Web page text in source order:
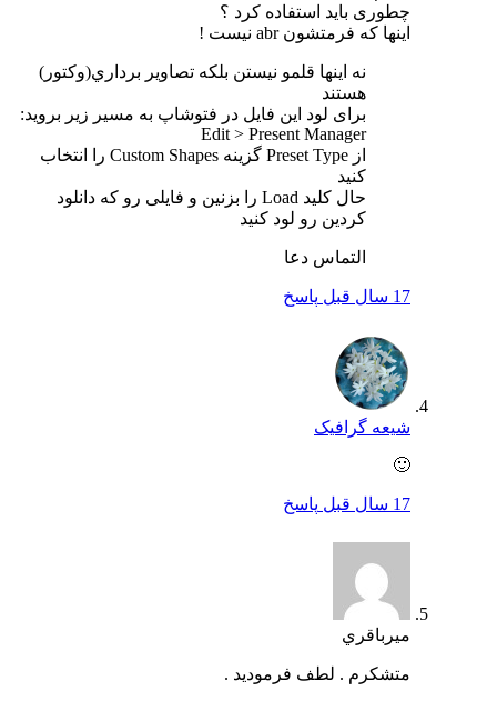
چطوری باید استفاده کرد ؟
اینها که فرمتشون abr نیست !
نه اينها قلمو نيستن بلكه تصاوير برداري(وكتور)
برای لود این فایل در فتوشاپ به مسیر زیر بروید:
Edit > Present Manager
از ‍Preset Type گزینه Custom Shapes را انتخاب
حال کلید Load را بزنین و فایلی رو که دانلود
کردین رو لود کنید
التماس دعا
پاسخ
شیعه گرافیک
پاسخ
ميرباقري
متشكرم . لطف فرموديد .